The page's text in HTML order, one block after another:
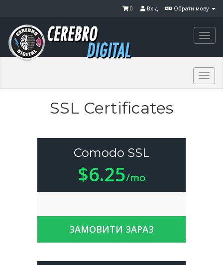
Обрати мову
Вхід
0
SSL Certificates
Comodo SSL
$6.25/mo
ЗАМОВИТИ ЗАРАЗ